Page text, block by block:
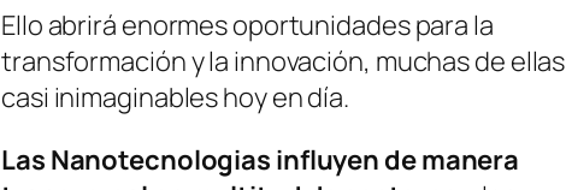
Ello abrirá enormes oportunidades para la
transformación y la innovación, muchas de ellas
casi inimaginables hoy en día.
Las Nanotecnologias influyen de manera